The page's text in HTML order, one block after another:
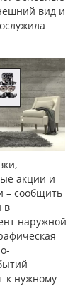
вид и
акции и
– сообщить
в
наружной
к нужному